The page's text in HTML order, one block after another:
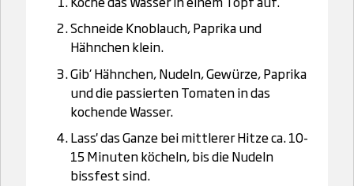
Schneide Knoblauch, Paprika und
Hähnchen klein.
Gib‘ Hähnchen, Nudeln, Gewürze, Paprika
und die passierten Tomaten in das
kochende Wasser.
Lass' das Ganze bei mittlerer Hitze ca. 10-
15 Minuten köcheln, bis die Nudeln
bissfest sind.